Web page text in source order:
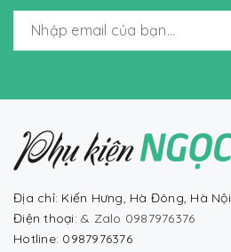
Địa chỉ: Kiến Hưng, Hà Đông, Hà Nội
Điện thoại: & Zalo 0987976376
Hotline: 0987976376